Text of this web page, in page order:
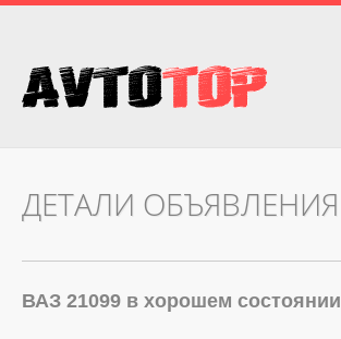
ДЕТАЛИ ОБЪЯВЛЕНИЯ
ВАЗ 21099 в хорошем состоянии